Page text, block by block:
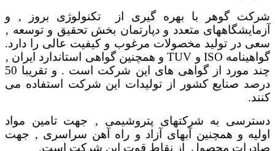
شرکت گوهر با بهره گیری از تکنولوژی بروز ‚ و
آزمایشگاههای متعدد و دپارتمان بخش تحقیق و توسعه ‚
سعی در تولید مخصولات مرغوب و کیفیت عالی را دارد.
گواهینامه ISO و TUV و همچنین گواهی استاندارد ایران ‚
چند مورد از گواهی های این شرکت است . و تقریبا 50
درصد صنایع کشور از تولیدات این شرکت استفاده می
کنند.
دسترسی به شرکتهای پتروشیمی ‚ جهت تامین مواد
اولیه و همچنین آبهای آزاد و راه آهن سراسری ‚ جهت
صادرات محصول از نقاط قوت این شرکت است.